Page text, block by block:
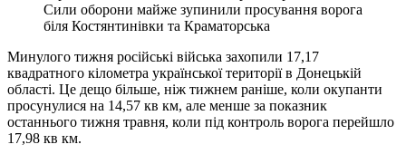
Сили оборони майже зупинили просування ворога
біля Костянтинівки та Краматорська
Минулого тижня російські війська захопили 17,17
квадратного кілометра української території в Донецькій
області. Це дещо більше, ніж тижнем раніше, коли окупанти
просунулися на 14,57 кв км, але менше за показник
останнього тижня травня, коли під контроль ворога перейшло
17,98 кв км.